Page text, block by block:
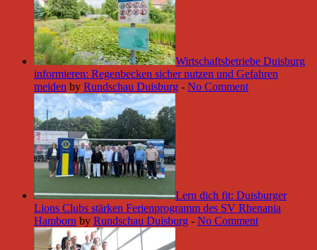
Wirtschaftsbetriebe Duisburg
informieren: Regenbecken sicher nutzen und Gefahren
meiden by Rundschau Duisburg - No Comment
Lern dich fit: Duisburger
Lions Clubs stärken Ferienprogramm des SV Rhenania
Hamborn by Rundschau Duisburg - No Comment